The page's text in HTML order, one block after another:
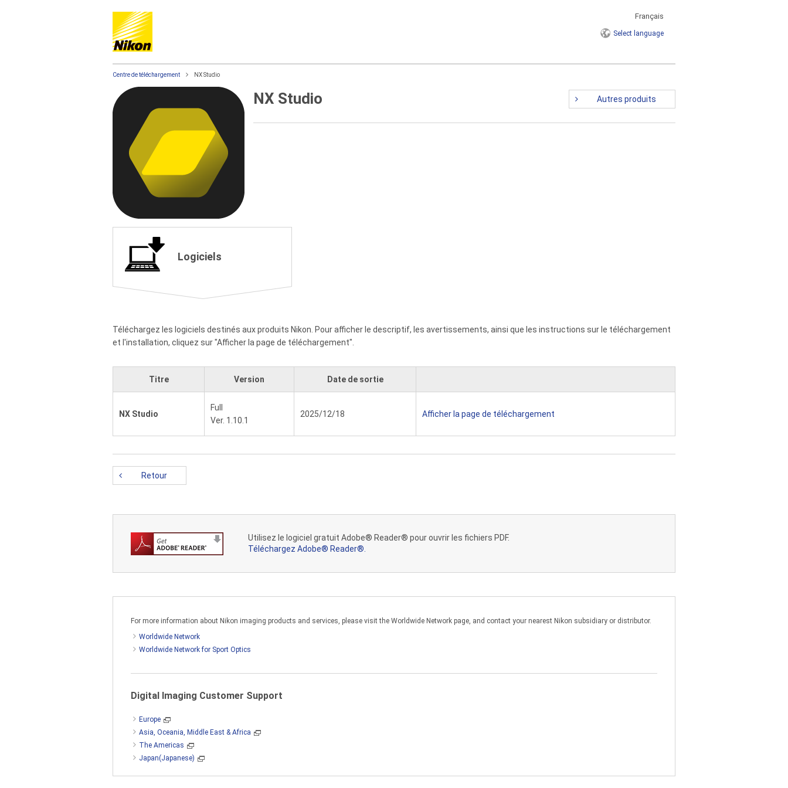
Français
Select language
Centre de téléchargement NX Studio
NX Studio Autres produits
Logiciels
Téléchargez les logiciels destinés aux produits Nikon. Pour afficher le descriptif, les avertissements, ainsi que les instructions sur le téléchargement
et l'installation, cliquez sur "Afficher la page de téléchargement".
Titre Version Date de sortie
NX Studio
Full
Ver. 1.10.1
2025/12/18 Afficher la page de téléchargement
Retour
Utilisez le logiciel gratuit Adobe® Reader® pour ouvrir les fichiers PDF.
Téléchargez Adobe® Reader®.
For more information about Nikon imaging products and services, please visit the Worldwide Network page, and contact your nearest Nikon subsidiary or distributor.
Worldwide Network
Worldwide Network for Sport Optics
Digital Imaging Customer Support
Europe
Asia, Oceania, Middle East & Africa
The Americas
Japan(Japanese)